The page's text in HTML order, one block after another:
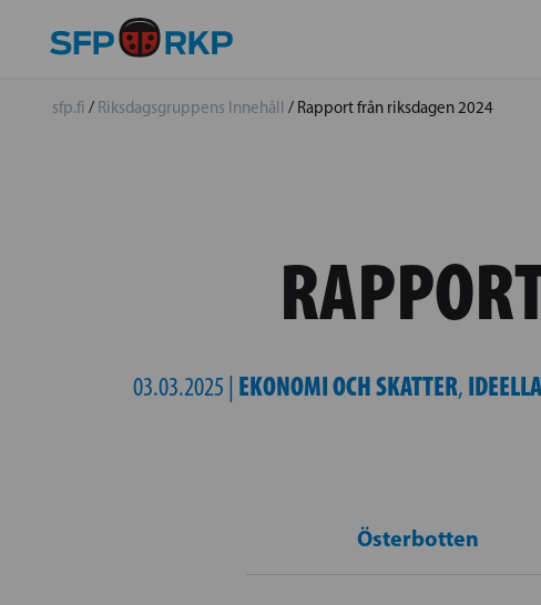
sfp.fi / Riksdagsgruppens Innehåll / Rapport från riksdagen 2024
03.03.2025 | EKONOMI OCH SKATTER,
Österbotten